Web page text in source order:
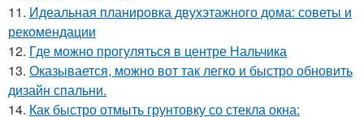
11. Идеальная планировка двухэтажного дома: советы и
рекомендации
12. Где можно прогуляться в центре Нальчика
13. Оказывается, можно вот так легко и быстро обновить
дизайн спальни.
14. Как быстро отмыть грунтовку со стекла окна: